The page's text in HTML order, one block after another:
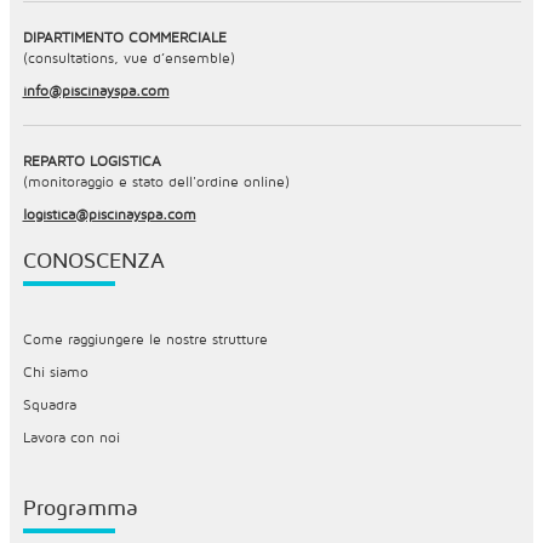
DIPARTIMENTO COMMERCIALE
(consultations, vue d’ensemble)
info@piscinayspa.com
REPARTO LOGISTICA
(monitoraggio e stato dell'ordine online)
logistica@piscinayspa.com
CONOSCENZA
Come raggiungere le nostre strutture
Chi siamo
Squadra
Lavora con noi
Programma